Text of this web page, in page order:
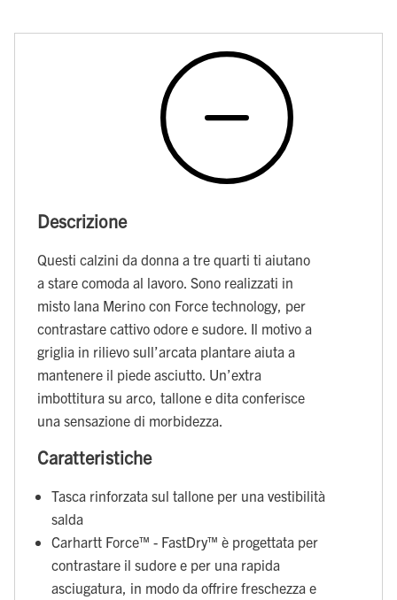
Descrizione
Questi calzini da donna a tre quarti ti aiutano
a stare comoda al lavoro. Sono realizzati in
misto lana Merino con Force technology, per
contrastare cattivo odore e sudore. Il motivo a
griglia in rilievo sull’arcata plantare aiuta a
mantenere il piede asciutto. Un’extra
imbottitura su arco, tallone e dita conferisce
una sensazione di morbidezza.
Caratteristiche
Tasca rinforzata sul tallone per una vestibilità
salda
Carhartt Force™ - FastDry™ è progettata per
contrastare il sudore e per una rapida
asciugatura, in modo da offrire freschezza e